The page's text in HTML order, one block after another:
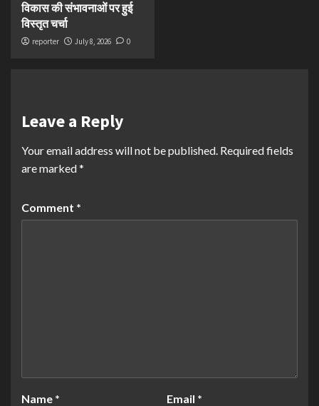
विकास की संभावनाओं पर हुई
विस्तृत चर्चा
reporter July 8, 2026 0
Leave a Reply
Your email address will not be published. Required fields
are marked*
Comment *
Name * Email *